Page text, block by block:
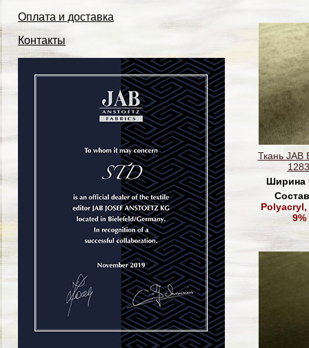
Оплата и доставка
Контакты
Ткань JAB
Ширина
Polyacryl,